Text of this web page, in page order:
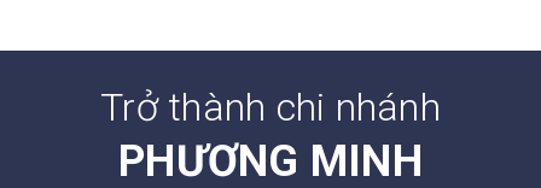
Trở thành chi nhánh
PHƯƠNG MINH